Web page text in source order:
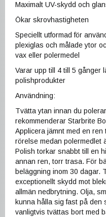
Maximalt UV-skydd och
Ökar skrovhastigheten
Speciellt utformad för
plexiglas och målade ytor
vax eller polermedel
Varar upp till 4 till 5 gånger
polishprodukter
Användning:
Tvätta ytan innan du
rekommenderar Starbrite
Applicera jämnt med en
rörelse medan polermedlet
Polish torkar snabbt till en
annan ren, torr trasa. För
beläggning inom 30 dagar.
exceptionellt skydd mot
allmän nedbrytning. Olja,
kunna hålla sig fast på den
vanligtvis tvättas bort med